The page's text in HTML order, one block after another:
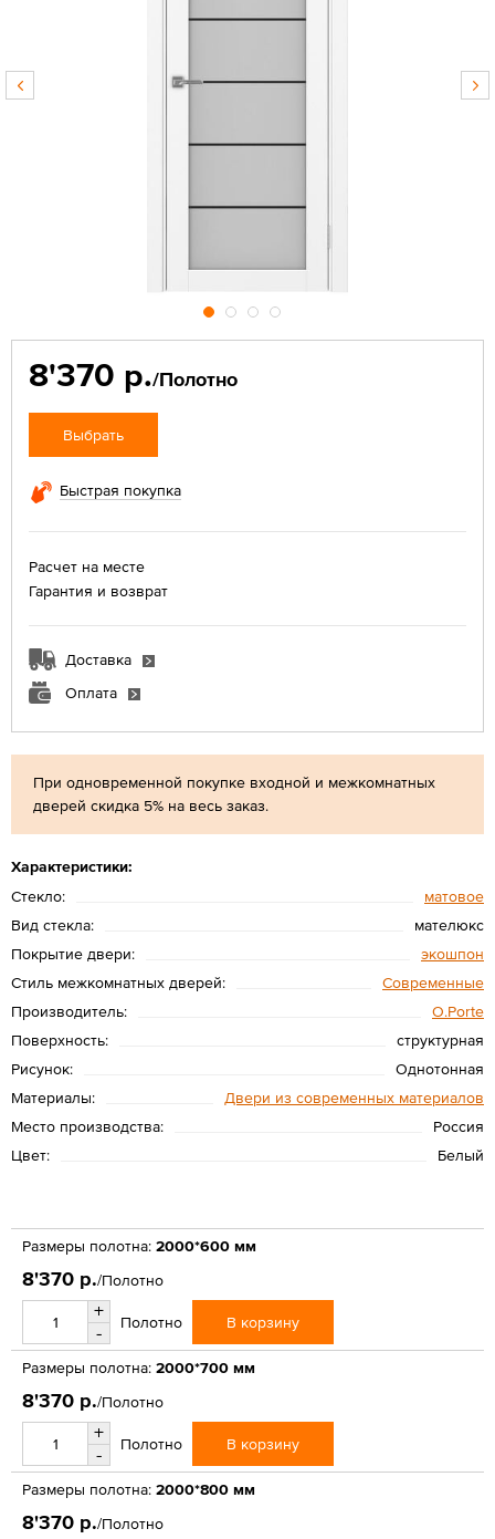
При одновременной покупке входной и межкомнатных
дверей скидка 5% на весь заказ.
Характеристики:
Стекло:
матовое
Вид стекла:
мателюкс
Покрытие двери:
экошпон
Стиль межкомнатных дверей:
Современные
Производитель:
O.Porte
Поверхность:
структурная
Рисунок:
Однотонная
Материалы:
Двери из современных материалов
Место производства:
Россия
Цвет:
Белый
8'370 р./Полотно
Выбрать
Быстрая покупка
Расчет на месте
Гарантия и возврат
Доставка
Оплата
Размеры полотна: 2000*600 мм
8'370 р./Полотно
+
-
Полотно В корзину
Размеры полотна: 2000*700 мм
8'370 р./Полотно
+
-
Полотно В корзину
Размеры полотна: 2000*800 мм
8'370 р./Полотно